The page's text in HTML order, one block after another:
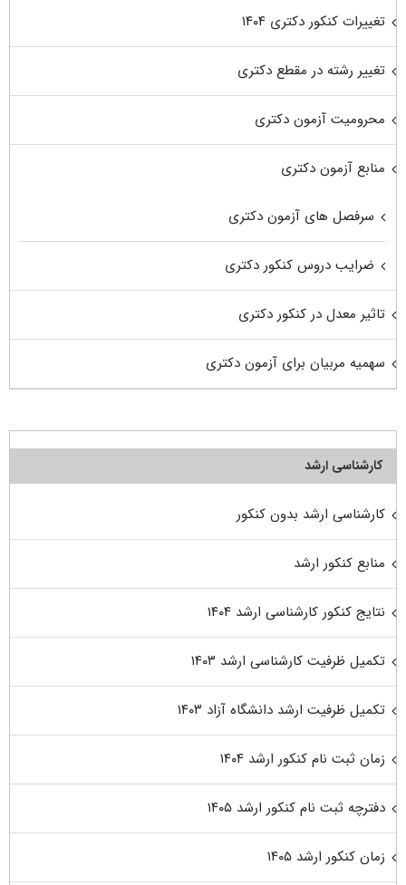
تغییرات کنکور دکتری ۱۴۰۴
تغییر رشته در مقطع دکتری
محرومیت آزمون دکتری
منابع آزمون دکتری
سرفصل های آزمون دکتری
ضرایب دروس کنکور دکتری
تاثیر معدل در کنکور دکتری
سهمیه مربیان برای آزمون دکتری
کارشناسی ارشد
کارشناسی ارشد بدون کنکور
منابع کنکور ارشد
نتایج کنکور کارشناسی ارشد ۱۴۰۴
تکمیل ظرفیت کارشناسی ارشد ۱۴۰۳
تکمیل ظرفیت ارشد دانشگاه آزاد ۱۴۰۳
زمان ثبت نام کنکور ارشد ۱۴۰۴
دفترچه ثبت نام کنکور ارشد ۱۴۰۵
زمان کنکور ارشد ۱۴۰۵